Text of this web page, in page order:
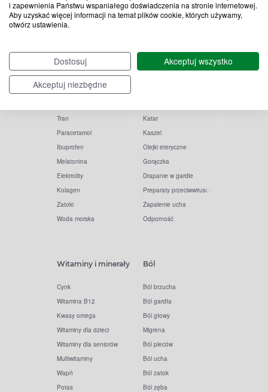
i zapewnienia Państwu wspaniałego doświadczenia na stronie internetowej.
Aby uzyskać więcej informacji na temat plików cookie, których używamy,
otwórz ustawienia.
Dostosuj
Akceptuj wszystko
Akceptuj niezbędne
Popularne zapytania
Witamina D
Witamina C
Tran
Paracetamol
Ibuprofen
Melatonina
Elektrolity
Kolagen
Zatoki
Woda morska
Przeziębienie i grypa
Katar
Kaszel
Olejki eteryczne
Gorączka
Drapanie w gardle
Preparaty przeciwwirusowe
Zapalenie ucha
Odporność
Witaminy i minerały
Cynk
Witamina B12
Kwasy omega
Witaminy dla dzieci
Witaminy dla seniorów
Multiwitaminy
Wapń
Potas
Ból
Ból brzucha
Ból gardła
Ból głowy
Migrena
Ból pleców
Ból ucha
Ból zatok
Ból zęba